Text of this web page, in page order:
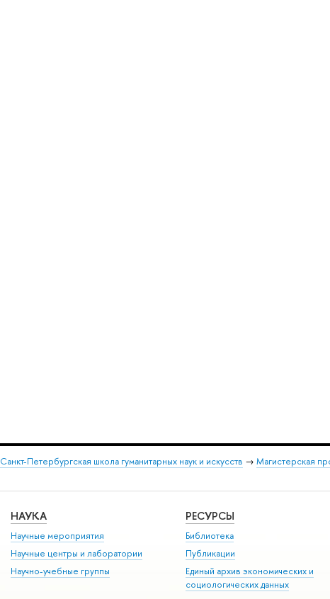
Санкт-Петербургская школа гуманитарных наук и искусств → Магистерская
НАУКА
Научные мероприятия
Научные центры и лаборатории
Научно-учебные группы
РЕСУРСЫ
Библиотека
Публикации
Единый архив экономических и
социологических данных